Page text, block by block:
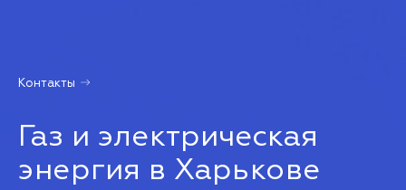
Контакты
Газ и электрическая
энергия в Харькове